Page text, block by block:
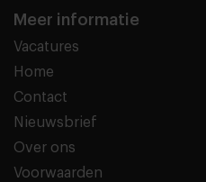
Meer informatie
Vacatures
Home
Contact
Nieuwsbrief
Over ons
Voorwaarden